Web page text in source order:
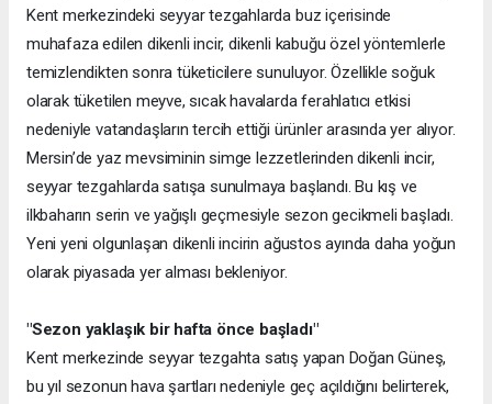
Kent merkezindeki seyyar tezgahlarda buz içerisinde
muhafaza edilen dikenli incir, dikenli kabuğu özel yöntemlerle
temizlendikten sonra tüketicilere sunuluyor. Özellikle soğuk
olarak tüketilen meyve, sıcak havalarda ferahlatıcı etkisi
nedeniyle vatandaşların tercih ettiği ürünler arasında yer alıyor.
Mersin’de yaz mevsiminin simge lezzetlerinden dikenli incir,
seyyar tezgahlarda satışa sunulmaya başlandı. Bu kış ve
ilkbaharın serin ve yağışlı geçmesiyle sezon gecikmeli başladı.
Yeni yeni olgunlaşan dikenli incirin ağustos ayında daha yoğun
olarak piyasada yer alması bekleniyor.
"Sezon yaklaşık bir hafta önce başladı"
Kent merkezinde seyyar tezgahta satış yapan Doğan Güneş,
bu yıl sezonun hava şartları nedeniyle geç açıldığını belirterek,